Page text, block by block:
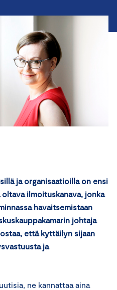
ja organisaatioilla on ensi
ilmoituskanava, jonka
havaitsemistaan
johtaja
että kyttäilyn sijaan
ja
ne kannattaa aina